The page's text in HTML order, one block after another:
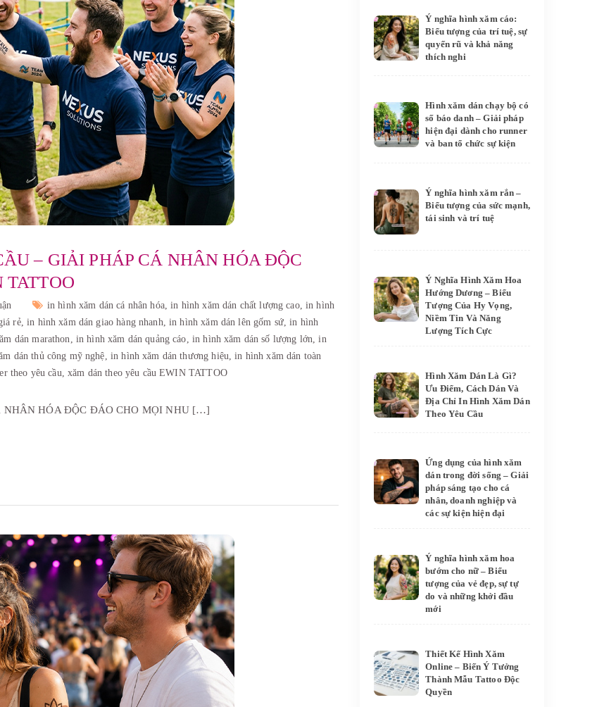
– GIẢI PHÁP CÁ NHÂN HÓA ĐỘC
in hình xăm dán cá nhân hóa,in hình xăm dán chất lượng cao,in hình
rẻ,in hình xăm dán giao hàng nhanh,in hình xăm dán lên gốm sứ,in hình
dán marathon, in hình xăm dán quảng cáo, in hình xăm dán số lượng lớn,in
dán thủ công mỹ nghệ, in hình xăm dán thương hiệu,in hình xăm dán toàn
theo yêu cầu,xăm dán theo yêu cầu EWIN TATTOO
NHÂN HÓA ĐỘC ĐÁO CHO MỌI NHU […]
Ý nghĩa hình xăm cáo:
Biểu tượng của trí tuệ, sự
quyến rũ và khả năng
thích nghi
Hình xăm dán chạy bộ có
số báo danh – Giải pháp
hiện đại dành cho runner
và ban tổ chức sự kiện
Ý nghĩa hình xăm rắn –
Biểu tượng của sức mạnh,
tái sinh và trí tuệ
Ý Nghĩa Hình Xăm Hoa
Hướng Dương – Biểu
Tượng Của Hy Vọng,
Niềm Tin Và Năng
Lượng Tích Cực
Hình Xăm Dán Là Gì?
Ưu Điểm, Cách Dán Và
Địa Chỉ In Hình Xăm Dán
Theo Yêu Cầu
Ứng dụng của hình xăm
dán trong đời sống – Giải
pháp sáng tạo cho cá
nhân, doanh nghiệp và
các sự kiện hiện đại
Ý nghĩa hình xăm hoa
bướm cho nữ – Biểu
tượng của vẻ đẹp, sự tự
do và những khởi đầu
mới
Thiết Kế Hình Xăm
Online – Biến Ý Tưởng
Thành Mẫu Tattoo Độc
Quyền